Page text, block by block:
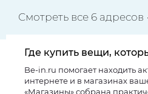
Смотреть все 6
Где купить вещи,
Be-in.ru помогает находить
интернете и в магазинах
«Магазины» собрана